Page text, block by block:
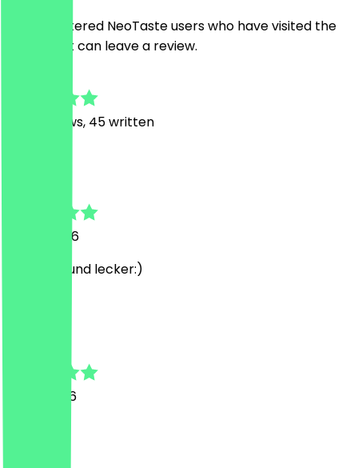
Only registered NeoTaste users who have visited the
restaurant can leave a review.
Reviews, 45 written
19 July 2026
sehr nett und lecker:)
9 May 2026